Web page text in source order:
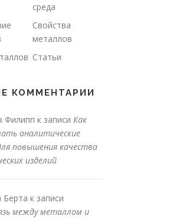
среда
Свойства
металлов
Статьи
КОММЕНТАРИИ
Филипп к записи Как
аналитические
повышения качества
изделий
Берта к записи
между металлом и